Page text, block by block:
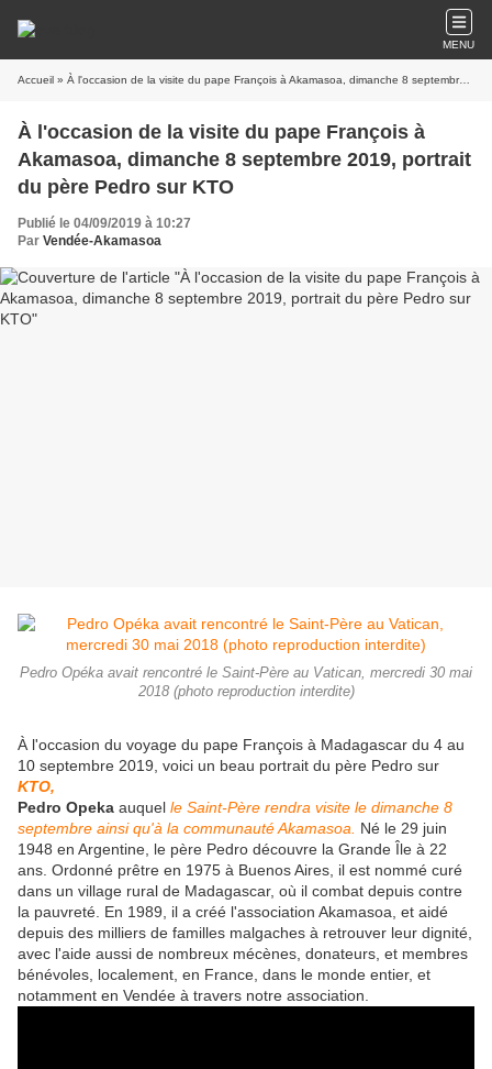
MENU
Accueil » À l'occasion de la visite du pape François à Akamasoa, dimanche 8 septembre 2019, portrait du père Pedro sur KTO
À l'occasion de la visite du pape François à
Akamasoa, dimanche 8 septembre 2019, portrait
du père Pedro sur KTO
Publié le 04/09/2019 à 10:27
Par Vendée-Akamasoa
Pedro Opéka avait rencontré le Saint-Père au Vatican, mercredi 30 mai
2018 (photo reproduction interdite)
À l'occasion du voyage du pape François à Madagascar du 4 au
10 septembre 2019, voici un beau portrait du père Pedro sur
KTO,
Pedro Opeka auquel le Saint-Père rendra visite le dimanche 8
septembre ainsi qu'à la communauté Akamasoa.
Né le 29 juin
1948 en Argentine, le père Pedro découvre la Grande Île à 22
ans. Ordonné prêtre en 1975 à Buenos Aires, il est nommé curé
dans un village rural de Madagascar, où il combat depuis contre
la pauvreté. En 1989, il a créé l'association Akamasoa, et aidé
depuis des milliers de familles malgaches à retrouver leur dignité,
avec l'aide aussi de nombreux mécènes, donateurs, et membres
bénévoles, localement, en France, dans le monde entier, et
notamment en Vendée à travers notre association.